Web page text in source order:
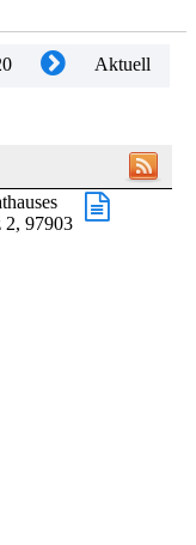
Aktuell
2, 97903